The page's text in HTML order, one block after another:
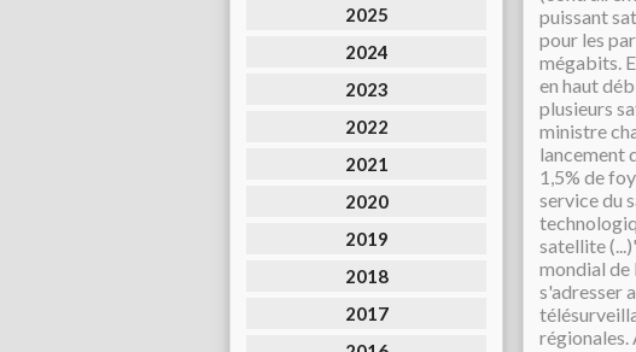
2025
2024
2023
2022
2021
2020
2019
2018
2017
puissant
pour les
mégabits.
en haut
plusieurs
ministre
lancement
1,5% de
service du
satellite
mondial de
s'adresser
régionales.